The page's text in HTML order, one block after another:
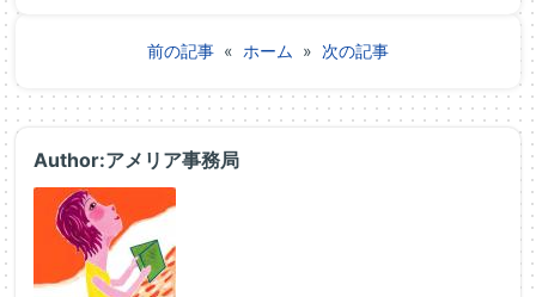
前の記事 « ホーム » 次の記事
Author:アメリア事務局